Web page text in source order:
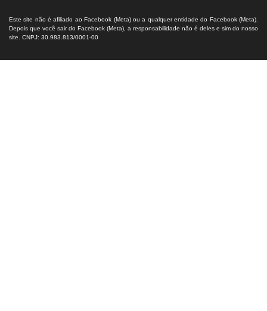
Este site não é afiliado ao Facebook (Meta) ou a qualquer entidade do Facebook (Meta).
Depois que você sair do Facebook (Meta), a responsabilidade não é deles e sim do nosso
site. CNPJ: 30.983.813/0001-00